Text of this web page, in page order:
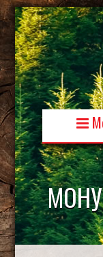
Skip
to
content